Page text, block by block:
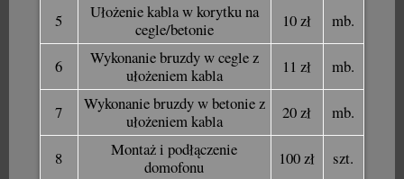
5
Ułożenie kabla w korytku na
cegle/betonie
10 zł mb.
6
Wykonanie bruzdy w cegle z
ułożeniem kabla
11 zł mb.
7
Wykonanie bruzdy w betonie z
ułożeniem kabla
20 zł mb.
8
Montaż i podłączenie
domofonu
100 zł szt.